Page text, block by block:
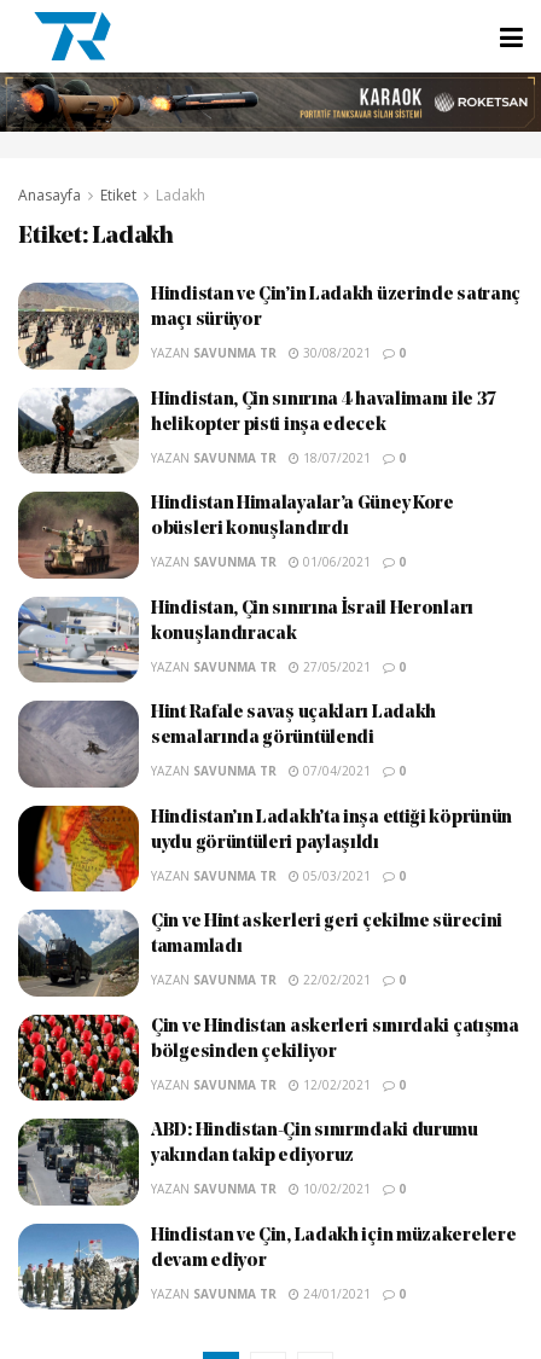
Anasayfa Etiket Ladakh
Etiket:Ladakh
Hindistan ve Çin’in Ladakh üzerinde satranç
maçı sürüyor
YAZAN SAVUNMA TR 30/08/2021 0
Hindistan, Çin sınırına 4 havalimanı ile 37
helikopter pisti inşa edecek
YAZAN SAVUNMA TR 18/07/2021 0
Hindistan Himalayalar’a Güney Kore
obüsleri konuşlandırdı
YAZAN SAVUNMA TR 01/06/2021 0
Hindistan, Çin sınırına İsrail Heronları
konuşlandıracak
YAZAN SAVUNMA TR 27/05/2021 0
Hint Rafale savaş uçakları Ladakh
semalarında görüntülendi
YAZAN SAVUNMA TR 07/04/2021 0
Hindistan’ın Ladakh’ta inşa ettiği köprünün
uydu görüntüleri paylaşıldı
YAZAN SAVUNMA TR 05/03/2021 0
Çin ve Hint askerleri geri çekilme sürecini
tamamladı
YAZAN SAVUNMA TR 22/02/2021 0
Çin ve Hindistan askerleri sınırdaki çatışma
bölgesinden çekiliyor
YAZAN SAVUNMA TR 12/02/2021 0
ABD: Hindistan-Çin sınırındaki durumu
yakından takip ediyoruz
YAZAN SAVUNMA TR 10/02/2021 0
Hindistan ve Çin, Ladakh için müzakerelere
devam ediyor
YAZAN SAVUNMA TR 24/01/2021 0